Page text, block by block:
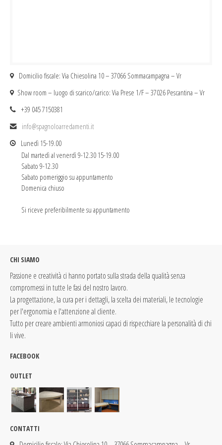
Domicilio fiscale: Via Chiesolina 10 – 37066 Sommacampagna – Vr
Show room – luogo di scarico/carico: Via Prese 1/F – 37026 Pescantina – Vr
+39 045 7150381
info@spagnoloarredamenti.it
Lunedì 15-19.00
Dal martedì al venerdì 9-12.30 15-19.00
Sabato 9-12.30
Sabato pomeriggio su appuntamento
Domenica chiuso
Si riceve preferibilmente su appuntamento
CHI SIAMO
Passione e creatività ci hanno portato sulla strada della qualità senza
compromessi in tutte le fasi del nostro lavoro.
La progettazione, la cura per i dettagli, la scelta dei materiali, le tecnologie
per l'ergonomia e l'attenzione al cliente.
Tutto per creare ambienti armoniosi capaci di rispecchiare la personalità di chi
li vive.
FACEBOOK
OUTLET
CONTATTI